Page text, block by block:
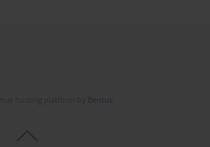
Bentus